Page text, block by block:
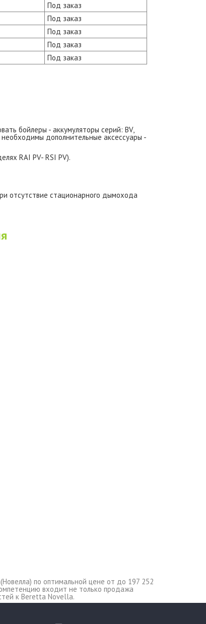
Под заказ
Под заказ
Под заказ
Под заказ
Под заказ
бойлеры - аккумуляторы серий: BV,
необходимы дополнительные аксессуары -
RAI PV- RSI PV).
отсутствие стационарного дымохода
по оптимальной цене от до 197 252
входит не только продажа
к Beretta Novella.